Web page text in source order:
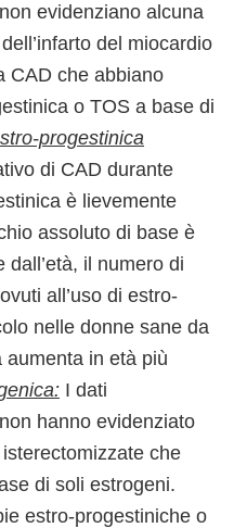
evidenziano alcuna
del miocardio
CAD che abbiano
o TOS a base di
progestinica
di CAD durante
è lievemente
assoluto di base è
il numero di
all’uso di estro-
nelle donne sane da
aumenta in età più
I dati
hanno evidenziato
che
di soli estrogeni.
estro-progestiniche o